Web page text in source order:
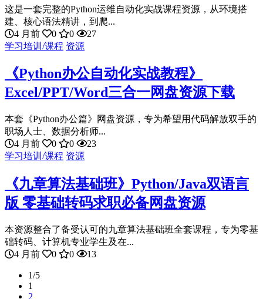
这是一套完整的Python运维自动化实战课程资源，从环境搭
建、核心语法精讲，到爬...
4 月前
0 0
27
学习培训/课程 资源
《Python办公自动化实战教程》
Excel/PPT/Word三合一网盘资源下载
本套《Python办公篇》网盘资源，专为希望用代码解放双手的
职场人士、数据分析师...
4 月前
0 0
23
学习培训/课程 资源
《九章算法基础班》Python/Java双语言
版 零基础转码求职必备网盘资源
本资源整合了备受认可的九章算法基础班全套课程，专为零基
础转码、计算机专业学生及在...
4 月前
0 0 13
1/5
1
2